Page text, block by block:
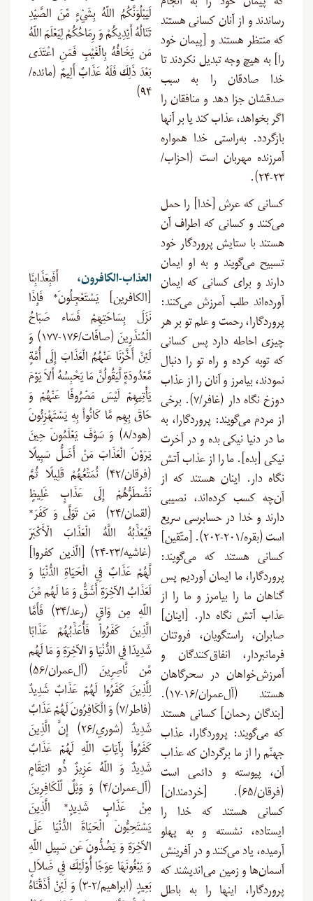
که پیمان خود را به انجام
رساندند و از آنان کسانی هستند
که منتظر هستند و [پیمان خود
را] به هیچ وجه تبدیل نکردند تا
خدا صادقان را به سبب
صدقشان جزا دهد و منافقان را
اگر بخواهد، عذاب کند یا بر آنها
بازگردد. به‌راستی خدا همواره
آمرزنده مهربان است (احزاب/
۲۳-۲۴).
کسانی که عرش [خدا] را حمل
می‌کنند و کسانی که اطراف آن
هستند با ستایش پروردگار خود
تسبیح می‌گویند و به او ایمان
دارند و برای کسانی که ایمان
آورد‌ه‌اند طلب آمرزش می‌کنند:
پروردگارا، رحمت و علم تو بر هر
چیزی احاطه دارد پس کسانی
که توبه کرده و راه تو را دنبال
نمودند، بیامرز و آنان را از عذاب
دوزخ نگاه دار (غافر/۷). برخی
از مردم می‌گویند: پروردگارا، به
ما در دنیا نیکی بده و در آخرت
نیکی [بده]. ما را از عذاب آتش
نگاه دار. اینان هستند که از
آن‌چه کسب کرده‌اند، نصیبی
دارند و خدا در حسابرسی سریع
است (بقره/۲۰۱-۲۰۲). [متّقین]
کسانی هستند که می‌گویند:
پروردگارا، ما ایمان آوردیم پس
گناهان ما را بیامرز و ما را از
عذاب آتش نگاه دار. [اینان]
صابران، راستگویان، فروتنان
فرمانبردار، انفاق‌کنندگان و
آمرزش‌خواهان در سحرگاهان
هستند (آل‌عمران/۱۶-۱۷).
[بندگان رحمان] کسانی هستند
که می‌گویند: پروردگارا، عذاب
جهنّم را از ما برگردان که عذاب
آن، پیوسته و دائمی است
(فرقان/۶۵). [خردمندان]
کسانی هستند که خدا را
ایستاده، نشسته و به پهلو
آرمیده، یاد می‌کنند و در آفرینش
آسمان‌ها و زمین می‌اندیشند که
پروردگارا، اینها را به باطل
لَيَبْلُوَنَّكُمُ اللّهُ بِشَيْءٍ مِّنَ الصَّيْدِ
تَنَالُهُ أَيْدِيكُمْ وَ رِمَاحُكُمْ لِيَعْلَمَ اللّهُ
مَن يَخَافُهُ بِالْغَيْبِ فَمَنِ اعْتَدَى
بَعْدَ ذَلِكَ فَلَهُ عَذَابٌ أَلِيمٌ (مائده/
۹۴)
العذاب-الكافرون، أَفَبِعَذَابِنَا
[الكافرین] يَسْتَعْجِلُونَ* فَإِذَا
نَزَلَ بِسَاحَتِهِمْ فَسَاء صَبَاحُ
الْمُنذَرِينَ (صافّات/۱۷۶-۱۷۷) وَ
لَئِنْ أَخَّرْنَا عَنْهُمُ الْعَذَابَ إِلَى أُمَّةٍ
مَّعْدُودَةٍ لَّيَقُولُنَّ مَا يَحْبِسُهُ أَلاَ يَوْمَ
يَأْتِيهِمْ لَيْسَ مَصْرُوفًا عَنْهُمْ وَ
حَاقَ بِهِم مَّا كَانُواْ بِهِ يَسْتَهْزِئُونَ
(هود/۸) وَ سَوْفَ يَعْلَمُونَ حِينَ
يَرَوْنَ الْعَذَابَ مَنْ أَضَلُّ سَبِيلًا
(فرقان/۴۲) نُمَتِّعُهُمْ قَلِيلًا ثُمَّ
نَضْطَرُّهُمْ إِلَى عَذَابٍ غَلِيظٍ
(لقمان/۲۴) مَن تَوَلَّى وَ كَفَرَ*
فَيُعَذِّبُهُ اللَّهُ الْعَذَابَ الْأَكْبَرَ
(غاشيه/۲۳-۲۴) [الّذین کفروا]
لَّهُمْ عَذَابٌ فِي الْحَيَاةِ الدُّنْيَا وَ
لَعَذَابُ الآخِرَةِ أَشَقُّ وَ مَا لَهُم مِّنَ
اللّهِ مِن وَاقٍ (رعد/۳۴) فَأَمَّا
الَّذِينَ كَفَرُواْ فَأُعَذِّبُهُمْ عَذَابًا
شَدِيدًا فِي الدُّنْيَا وَ الآخِرَةِ وَ مَا لَهُم
مِّن نَّاصِرِينَ (آل‌عمران/۵۶)
لِلَّذِينَ كَفَرُوا لَهُمْ عَذَابٌ شَدِيدٌ
(فاطر/۷) وَ الْكَافِرُونَ لَهُمْ عَذَابٌ
شَدِيدٌ (شوري/۲۶) إِنَّ الَّذِينَ
كَفَرُواْ بِآيَاتِ اللّهِ لَهُمْ عَذَابٌ
شَدِيدٌ وَ اللّهُ عَزِيزٌ ذُو انتِقَامٍ
(آل‌عمران/۴) وَ وَيْلٌ لِّلْكَافِرِينَ
مِنْ عَذَابٍ شَدِيدٍ* الَّذِينَ
يَسْتَحِبُّونَ الْحَيَاةَ الدُّنْيَا عَلَى
الآخِرَةِ وَ يَصُدُّونَ عَن سَبِيلِ اللّهِ
وَ يَبْغُونَهَا عِوَجًا أُوْلَئِكَ فِي ضَلاَلٍ
بَعِيدٍ (ابراهيم/۲-۳) وَ لَئِنْ أَذَقْنَاهُ